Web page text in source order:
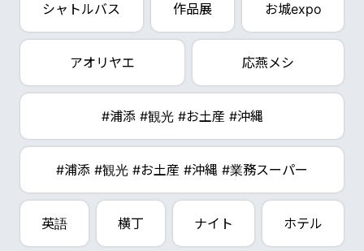
シャトルバス 作品展 お城expo
アオリヤエ 応燕メシ
#浦添 #観光 #お土産 #沖縄
#浦添 #観光 #お土産 #沖縄 #業務スーパー
英語 横丁 ナイト ホテル